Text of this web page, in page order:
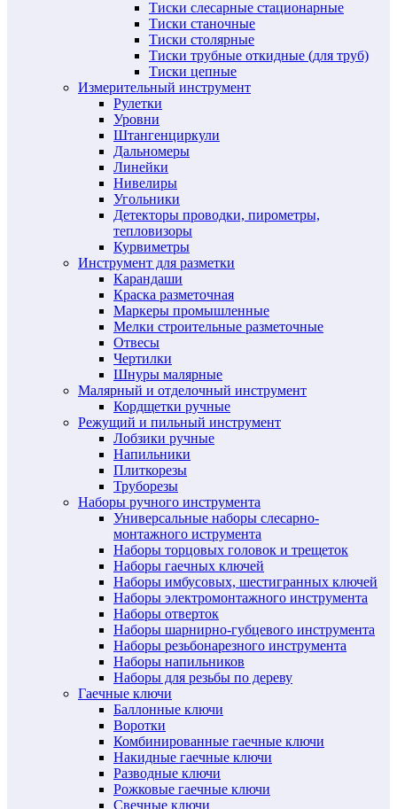
Тиски слесарные стационарные
Тиски станочные
Тиски столярные
Тиски трубные откидные (для труб)
Тиски цепные
Измерительный инструмент
Рулетки
Уровни
Штангенциркули
Дальномеры
Линейки
Нивелиры
Угольники
Детекторы проводки, пирометры,
тепловизоры
Курвиметры
Инструмент для разметки
Карандаши
Краска разметочная
Маркеры промышленные
Мелки строительные разметочные
Отвесы
Чертилки
Шнуры малярные
Малярный и отделочный инструмент
Кордщетки ручные
Режущий и пильный инструмент
Лобзики ручные
Напильники
Плиткорезы
Труборезы
Наборы ручного инструмента
Универсальные наборы слесарно-
монтажного иструмента
Наборы торцовых головок и трещеток
Наборы гаечных ключей
Наборы имбусовых, шестигранных ключей
Наборы электромонтажного инструмента
Наборы отверток
Наборы шарнирно-губцевого инструмента
Наборы резьбонарезного инструмента
Наборы напильников
Наборы для резьбы по дереву
Гаечные ключи
Баллонные ключи
Воротки
Комбинированные гаечные ключи
Накидные гаечные ключи
Разводные ключи
Рожковые гаечные ключи
Свечные ключи